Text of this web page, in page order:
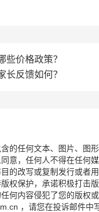
些价格政策？
长反馈如何？
的任何文本、图片、图
意，任何人不得在任何
的改写或复制发行或者用
权保护，承诺积极打击版
何内容侵犯了您的版权
，请您在投诉邮件中